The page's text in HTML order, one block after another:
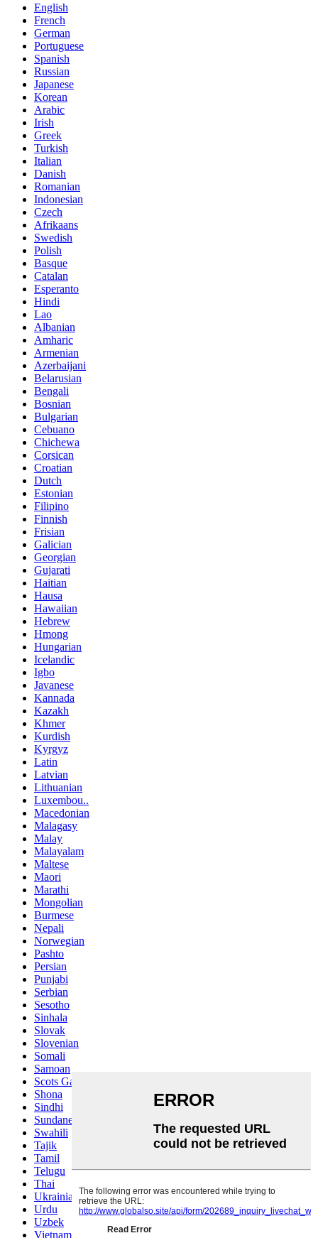
English
French
German
Portuguese
Spanish
Russian
Japanese
Korean
Arabic
Irish
Greek
Turkish
Italian
Danish
Romanian
Indonesian
Czech
Afrikaans
Swedish
Polish
Basque
Catalan
Esperanto
Hindi
Lao
Albanian
Amharic
Armenian
Azerbaijani
Belarusian
Bengali
Bosnian
Bulgarian
Cebuano
Chichewa
Corsican
Croatian
Dutch
Estonian
Filipino
Finnish
Frisian
Galician
Georgian
Gujarati
Haitian
Hausa
Hawaiian
Hebrew
Hmong
Hungarian
Icelandic
Igbo
Javanese
Kannada
Kazakh
Khmer
Kurdish
Kyrgyz
Latin
Latvian
Lithuanian
Luxembou..
Macedonian
Malagasy
Malay
Malayalam
Maltese
Maori
Marathi
Mongolian
Burmese
Nepali
Norwegian
Pashto
Persian
Punjabi
Serbian
Sesotho
Sinhala
Slovak
Slovenian
Somali
Samoan
Scots Gaelic
Shona
Sindhi
Sundanese
Swahili
Tajik
Tamil
Telugu
Thai
Ukrainian
Urdu
Uzbek
Vietnamese